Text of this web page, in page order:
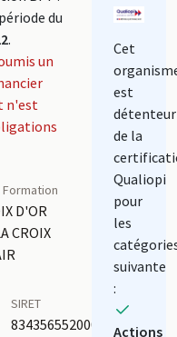
du
.
un
n'est
D'OR
CROIX
SIRET
83435655200010
Cet
est
détenteur
de la
Qualiopi
pour
les
suivante
:
Actions